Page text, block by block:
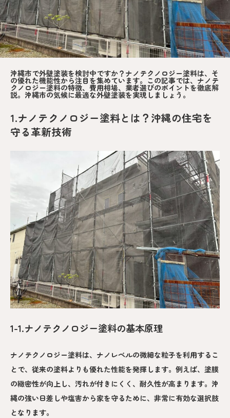
沖縄市で外壁塗装を検討中ですか？ナノテクノロジー塗料は、そ
の優れた機能性から注目を集めています。この記事では、ナノテ
クノロジー塗料の特徴、費用相場、業者選びのポイントを徹底解
説。沖縄市の気候に最適な外壁塗装を実現しましょう。
1.ナノテクノロジー塗料とは？沖縄の住宅を
守る革新技術
1-1.ナノテクノロジー塗料の基本原理
ナノテクノロジー塗料は、ナノレベルの微細な粒子を利用するこ
とで、従来の塗料よりも優れた性能を発揮します。例えば、塗膜
の緻密性が向上し、汚れが付きにくく、耐久性が高まります。沖
縄の強い日差しや塩害から家を守るために、非常に有効な選択肢
となります。